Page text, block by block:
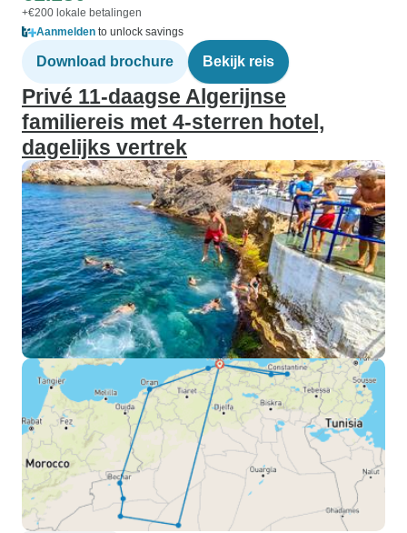
+€200 lokale betalingen
Aanmelden to unlock savings
Download brochure Bekijk reis
Privé 11-daagse Algerijnse
familiereis met 4-sterren hotel,
dagelijks vertrek